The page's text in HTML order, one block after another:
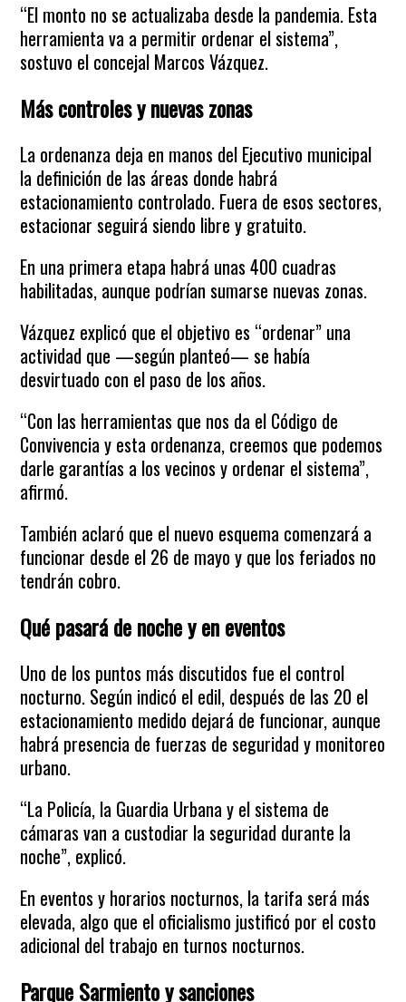
“El monto no se actualizaba desde la pandemia. Esta
herramienta va a permitir ordenar el sistema”,
sostuvo el concejal Marcos Vázquez.
Más controles y nuevas zonas
La ordenanza deja en manos del Ejecutivo municipal
la definición de las áreas donde habrá
estacionamiento controlado. Fuera de esos sectores,
estacionar seguirá siendo libre y gratuito.
En una primera etapa habrá unas 400 cuadras
habilitadas, aunque podrían sumarse nuevas zonas.
Vázquez explicó que el objetivo es “ordenar” una
actividad que —según planteó— se había
desvirtuado con el paso de los años.
“Con las herramientas que nos da el Código de
Convivencia y esta ordenanza, creemos que podemos
darle garantías a los vecinos y ordenar el sistema”,
afirmó.
También aclaró que el nuevo esquema comenzará a
funcionar desde el 26 de mayo y que los feriados no
tendrán cobro.
Qué pasará de noche y en eventos
Uno de los puntos más discutidos fue el control
nocturno. Según indicó el edil, después de las 20 el
estacionamiento medido dejará de funcionar, aunque
habrá presencia de fuerzas de seguridad y monitoreo
urbano.
“La Policía, la Guardia Urbana y el sistema de
cámaras van a custodiar la seguridad durante la
noche”, explicó.
En eventos y horarios nocturnos, la tarifa será más
elevada, algo que el oficialismo justificó por el costo
adicional del trabajo en turnos nocturnos.
Parque Sarmiento y sanciones